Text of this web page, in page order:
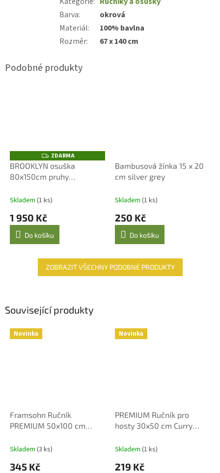
Barva:
okrová
Materiál:
100% bavlna
Rozměr: 67 x 140 cm
Z
D
A
R
M
ZDARMA
BROOKLYN osuška
80x150cm pruhy
Skladem (1 ks)
1 950 Kč
Do košíku
Bambusová žínka 15 x 20
cm silver grey
Skladem (1 ks)
250 Kč
Do košíku
ZOBRAZIT VŠECHNY PODOBNÉ PRODUKTY
Související produkty
Novinka
Framsohn Ručník
PREMIUM 50x100 cm
Skladem (3 ks)
345 Kč
Novinka
PREMIUM Ručník pro
hosty 30x50 cm Curry
Skladem (1 ks)
219 Kč